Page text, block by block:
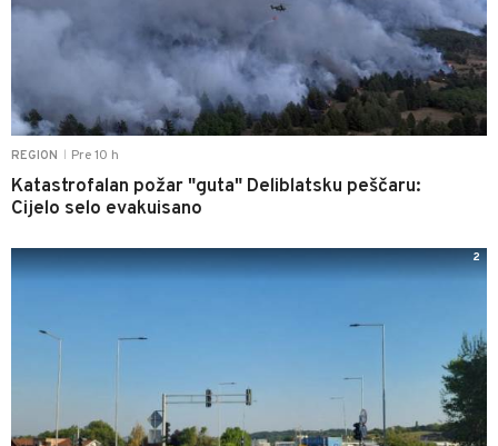
REGION Pre 10 h
Katastrofalan požar "guta" Deliblatsku peščaru:
Cijelo selo evakuisano
2